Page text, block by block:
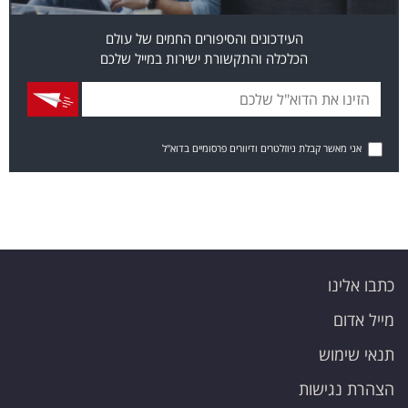
העידכונים והסיפורים החמים של עולם
הכלכלה והתקשורת ישירות במייל שלכם
אני מאשר קבלת ניוזלטרים ודיוורים פרסומיים בדוא"ל
כתבו אלינו
מייל אדום
תנאי שימוש
הצהרת נגישות